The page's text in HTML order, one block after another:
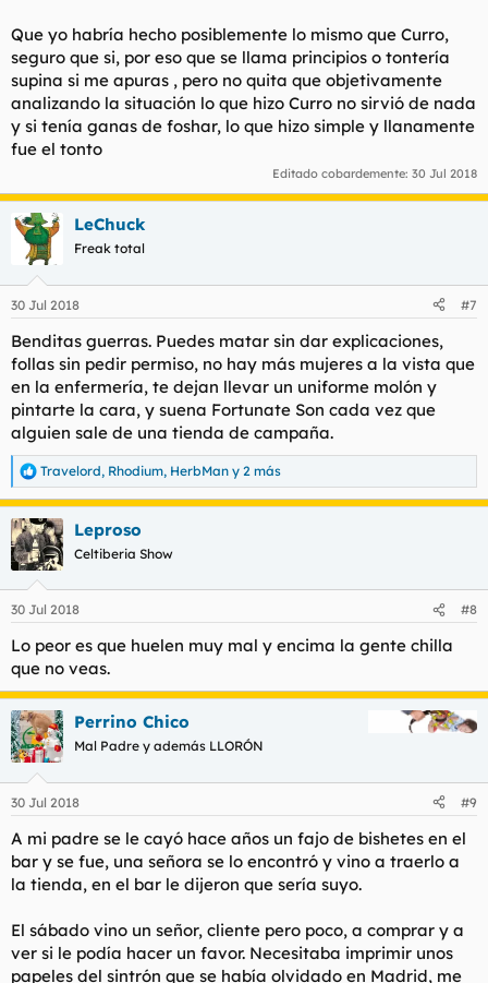
Que yo habría hecho posiblemente lo mismo que Curro,
seguro que si, por eso que se llama principios o tontería
supina si me apuras , pero no quita que objetivamente
analizando la situación lo que hizo Curro no sirvió de nada
y si tenía ganas de foshar, lo que hizo simple y llanamente
fue el tonto
Editado cobardemente: 30 Jul 2018
LeChuck
Freak total
30 Jul 2018 #7
Benditas guerras. Puedes matar sin dar explicaciones,
follas sin pedir permiso, no hay más mujeres a la vista que
en la enfermería, te dejan llevar un uniforme molón y
pintarte la cara, y suena Fortunate Son cada vez que
alguien sale de una tienda de campaña.
R
e
a
c
c
i
e
:
Travelord, Rhodium, HerbMan y 2 más
Leproso
Celtiberia Show
30 Jul 2018 #8
Lo peor es que huelen muy mal y encima la gente chilla
que no veas.
Perrino Chico
Mal Padre y además LLORÓN
30 Jul 2018 #9
A mi padre se le cayó hace años un fajo de bishetes en el
bar y se fue, una señora se lo encontró y vino a traerlo a
la tienda, en el bar le dijeron que sería suyo.
El sábado vino un señor, cliente pero poco, a comprar y a
ver si le podía hacer un favor. Necesitaba imprimir unos
papeles del sintrón que se había olvidado en Madrid, me